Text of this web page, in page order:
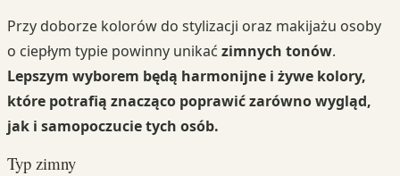
Przy doborze kolorów do stylizacji oraz makijażu osoby
o ciepłym typie powinny unikać zimnych tonów.
Lepszym wyborem będą harmonijne i żywe kolory,
które potrafią znacząco poprawić zarówno wygląd,
jak i samopoczucie tych osób.
Typ zimny